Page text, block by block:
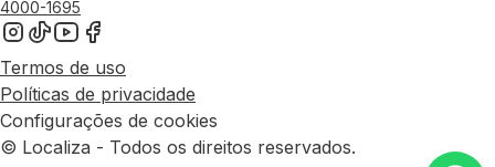
4000-1695
Termos de uso
Políticas de privacidade
Configurações de cookies
© Localiza - Todos os direitos reservados.